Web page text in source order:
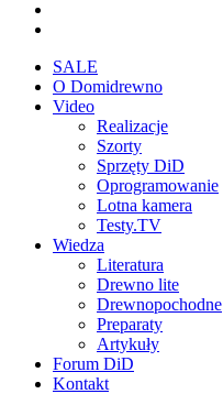
SALE
O Domidrewno
Video
Realizacje
Szorty
Sprzęty DiD
Oprogramowanie
Lotna kamera
Testy.TV
Wiedza
Literatura
Drewno lite
Drewnopochodne
Preparaty
Artykuły
Forum DiD
Kontakt